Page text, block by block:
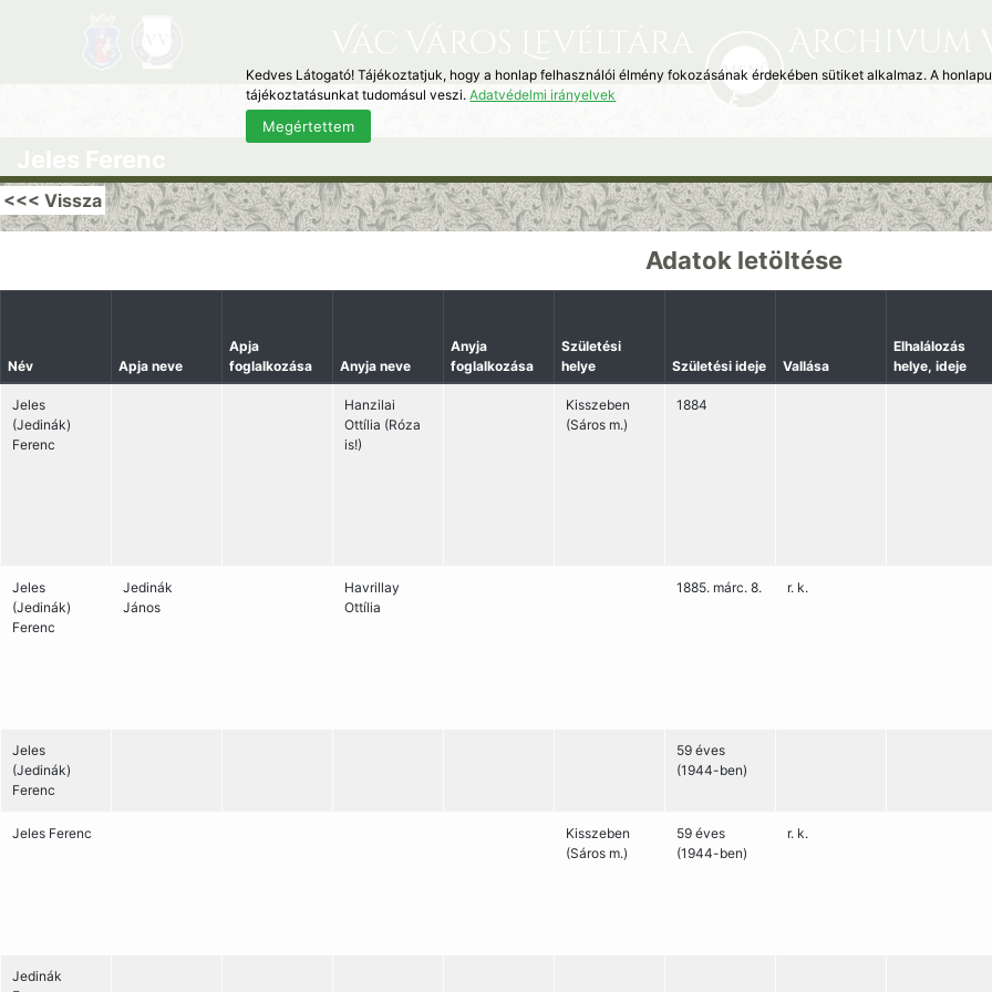
<<< Vissza
Adatok letöltése
Név Apja neve
Apja
foglalkozása
Anyja neve
Anyja
foglalkozása
Születési
helye
Születési ideje Vallása
Elhalálozás
helye, ideje
Jeles
(Jedinák)
Ferenc
Hanzilai
Ottília (Róza
is!)
Kisszeben
(Sáros m.)
1884
Jeles
(Jedinák)
Ferenc
Jedinák
János
Havrillay
Ottília
1885. márc. 8. r. k.
Jeles
(Jedinák)
Ferenc
59 éves
(1944-ben)
Jeles Ferenc
Kisszeben
(Sáros m.)
59 éves
(1944-ben)
r. k.
Jedinák
Kedves Látogató! Tájékoztatjuk, hogy a honlap felhasználói élmény fokozásának érdekében sütiket alkalmaz. A
tájékoztatásunkat tudomásul veszi.Adatvédelmi irányelvek
Megértettem